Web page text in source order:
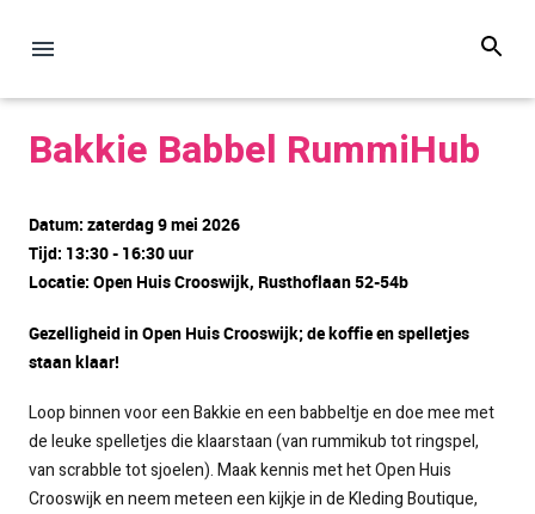
Bakkie Babbel RummiHub
Datum: zaterdag 9 mei 2026
Tijd: 13:30 - 16:30 uur
Locatie: Open Huis Crooswijk, Rusthoflaan 52-54b
Gezelligheid in Open Huis Crooswijk; de koffie en spelletjes
staan klaar!
Loop binnen voor een Bakkie en een babbeltje en doe mee met
de leuke spelletjes die klaarstaan (van rummikub tot ringspel,
van scrabble tot sjoelen). Maak kennis met het Open Huis
Crooswijk en neem meteen een kijkje in de Kleding Boutique,